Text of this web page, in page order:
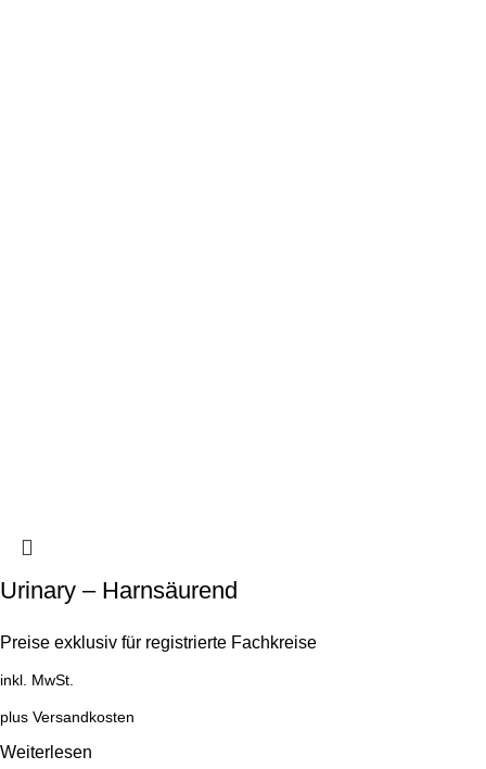
Urinary – Harnsäurend
Preise exklusiv für registrierte Fachkreise
inkl. MwSt.
plus Versandkosten
Weiterlesen